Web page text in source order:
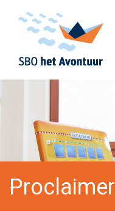
Proclaimer